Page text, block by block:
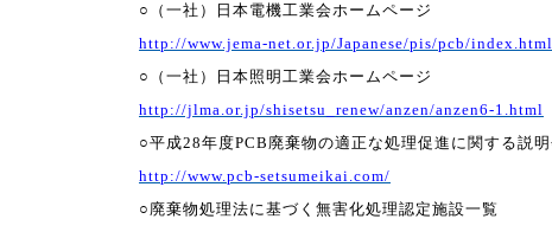
○（一社）日本電機工業会ホームページ
http://www.jema-net.or.jp/Japanese/pis/pcb/index.html
○（一社）日本照明工業会ホームページ
http://jlma.or.jp/shisetsu_renew/anzen/anzen6-1.html
○平成28年度PCB 廃棄物の適正な処理促進に関する説
http://www.pcb-setsumeikai.com/
○廃棄物処理法に基づく無害化処理認定施設一覧